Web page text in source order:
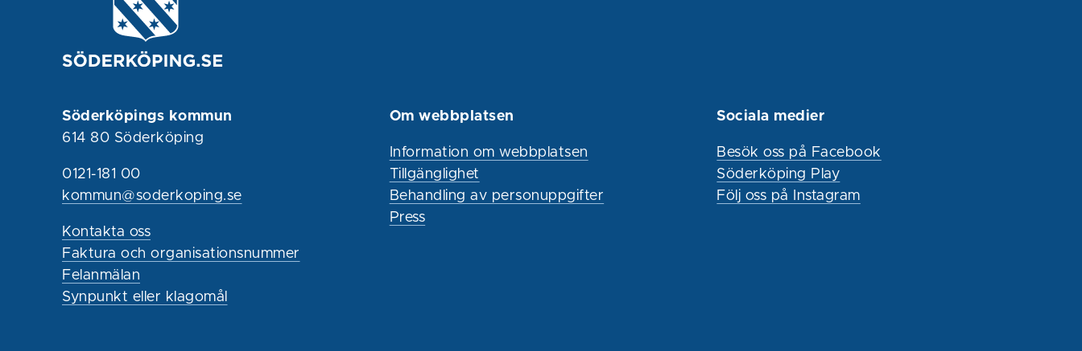
Söderköpings kommun
614 80 Söderköping
0121-181 00
kommun@soderkoping.se
Kontakta oss
Faktura och organisationsnummer
Felanmälan
Synpunkt eller klagomål
Om webbplatsen
Information om webbplatsen
Tillgänglighet
Behandling av personuppgifter
Press
Sociala medier
Besök oss på Facebook
Söderköping Play
Följ oss på Instagram